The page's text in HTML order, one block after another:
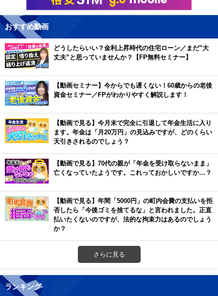
おすすめ動画
どうしたらいい？金利上昇時代の住宅ローン／まだ”大
丈夫”と思っていませんか？【FP無料セミナー】
【動画セミナー】今からでも遅くない！60歳からの老後
資金セミナー／FPがわかりやすく解説します！
【動画で見る】今月末で完全に引退して年金生活に入り
ます。年金は「月20万円」の見込みですが、どのくらい
天引きされるのでしょう？
【動画で見る】70代の親が「年金を受け取らないまま」
亡くなっていたようです。これっておかしいですか…？
【動画で見る】年間「5000円」の町内会費の支払いを拒
否したら「今後ゴミを捨てるな」と言われました。正直
払いたくないのですが、法的な拘束力はあるのでしょう
か？
さらに見る
ランキング